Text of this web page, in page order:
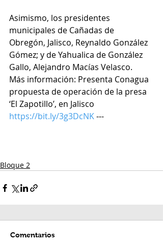
Asimismo, los presidentes
municipales de Cañadas de
Obregón, Jalisco, Reynaldo González
Gómez; y de Yahualica de González
Gallo, Alejandro Macías Velasco.
Más información: Presenta Conagua
propuesta de operación de la presa
‘El Zapotillo’, en Jalisco
https://bit.ly/3g3DcNK ---
Bloque 2
Comentarios